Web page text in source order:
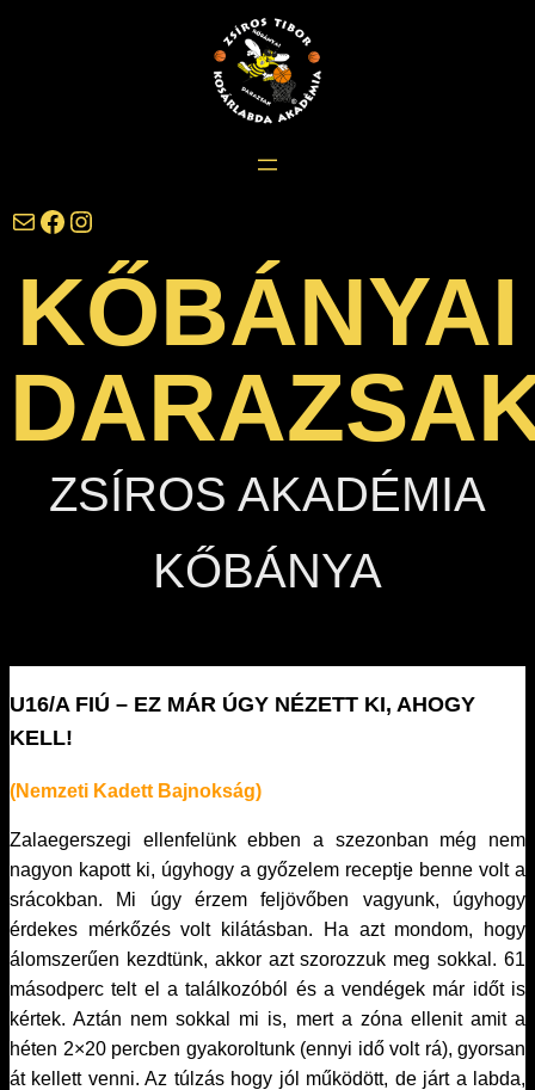
darazsak@darazsak.hu @kobanyaidarazsak @darazsak
KŐBÁNYAI
ZSÍROS AKADÉMIA
KŐBÁNYA
U16/A FIÚ – EZ MÁR ÚGY NÉZETT KI, AHOGY
KELL!
(Nemzeti Kadett Bajnokság)
Zalaegerszegi ellenfelünk ebben a szezonban még nem
nagyon kapott ki, úgyhogy a győzelem receptje benne volt a
srácokban. Mi úgy érzem feljövőben vagyunk, úgyhogy
érdekes mérkőzés volt kilátásban. Ha azt mondom, hogy
álomszerűen kezdtünk, akkor azt szorozzuk meg sokkal. 61
másodperc telt el a találkozóból és a vendégek már időt is
kértek. Aztán nem sokkal mi is, mert a zóna ellenit amit a
héten 2×20 percben gyakoroltunk (ennyi idő volt rá), gyorsan
át kellett venni. Az túlzás hogy jól működött, de járt a labda,